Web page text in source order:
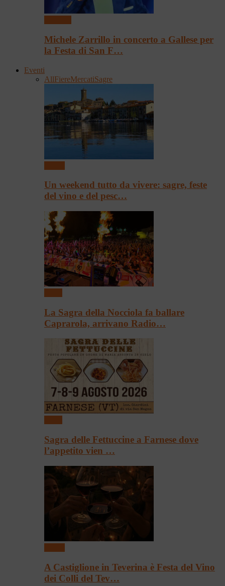
Michele Zarrillo in concerto a Gallese per
la Festa di San F…
Eventi
AllFiereMercatiSagre
Un weekend tutto da vivere: sagre, feste
del vino e del pesc…
La Sagra della Nocciola fa ballare
Caprarola, arrivano Radio…
Sagra delle Fettuccine a Farnese dove
l’appetito vien …
A Castiglione in Teverina è Festa del Vino
dei Colli del Tev…